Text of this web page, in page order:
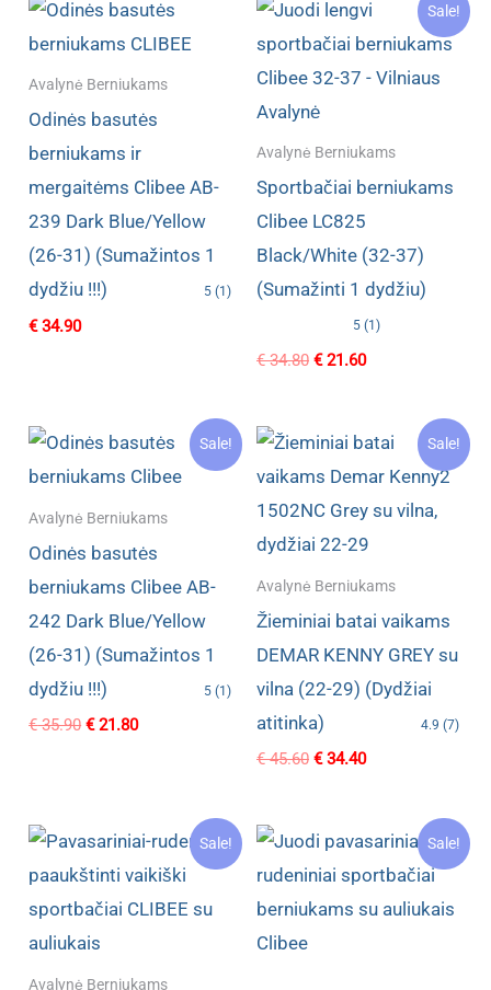
Avalynė Berniukams
Odinės basutės
berniukams ir
mergaitėms Clibee AB-
239 Dark Blue/Yellow
(26-31) (Sumažintos 1
dydžiu !!!)
5 (1)
€34.90
Sale!
Avalynė Berniukams
Sportbačiai berniukams
Clibee LC825
Black/White (32-37)
(Sumažinti 1 dydžiu)
5 (1)
€34.80 Original
€21.60Current
Sale!
Avalynė Berniukams
Odinės basutės
berniukams Clibee AB-
242 Dark Blue/Yellow
(26-31) (Sumažintos 1
dydžiu !!!)
5 (1)
€35.90 Original
€21.80Current
Sale!
Avalynė Berniukams
Žieminiai batai vaikams
DEMAR KENNY GREY su
vilna (22-29) (Dydžiai
atitinka)
4.9 (7)
€45.60 Original
€34.40Current
Sale!
Avalynė Berniukams
Sale!